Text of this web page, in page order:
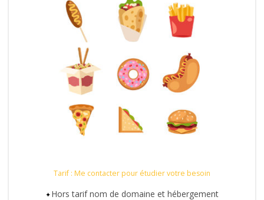
Tarif : Me contacter pour étudier votre besoin
Hors tarif nom de domaine et hébergement